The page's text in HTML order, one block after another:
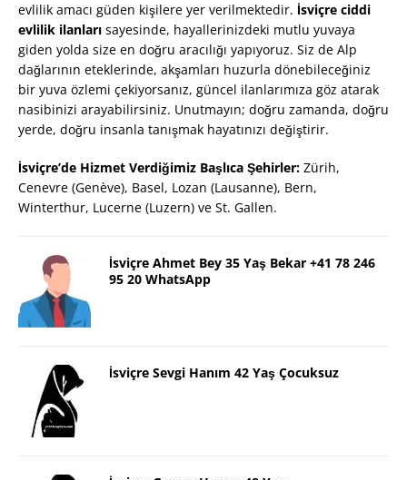
evlilik amacı güden kişilere yer verilmektedir. İsviçre ciddi
evlilik ilanları sayesinde, hayallerinizdeki mutlu yuvaya
giden yolda size en doğru aracılığı yapıyoruz. Siz de Alp
dağlarının eteklerinde, akşamları huzurla dönebileceğiniz
bir yuva özlemi çekiyorsanız, güncel ilanlarımıza göz atarak
nasibinizi arayabilirsiniz. Unutmayın; doğru zamanda, doğru
yerde, doğru insanla tanışmak hayatınızı değiştirir.
İsviçre’de Hizmet Verdiğimiz Başlıca Şehirler: Zürih,
Cenevre (Genève), Basel, Lozan (Lausanne), Bern,
Winterthur, Lucerne (Luzern) ve St. Gallen.
İsviçre Ahmet Bey 35 Yaş Bekar +41 78 246
95 20 WhatsApp
İsviçre Sevgi Hanım 42 Yaş Çocuksuz